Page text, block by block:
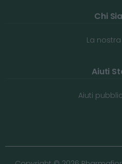
Chi
La
Aiuti
Aiuti